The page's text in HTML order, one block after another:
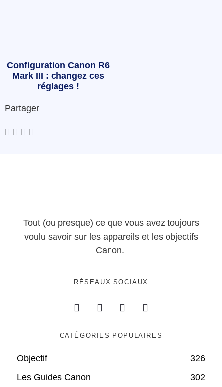
Configuration Canon R6
Mark III : changez ces
réglages !
Partager
Tout (ou presque) ce que vous avez toujours
voulu savoir sur les appareils et les objectifs
Canon.
RÉSEAUX SOCIAUX
CATÉGORIES POPULAIRES
Objectif
326
Les Guides Canon
302